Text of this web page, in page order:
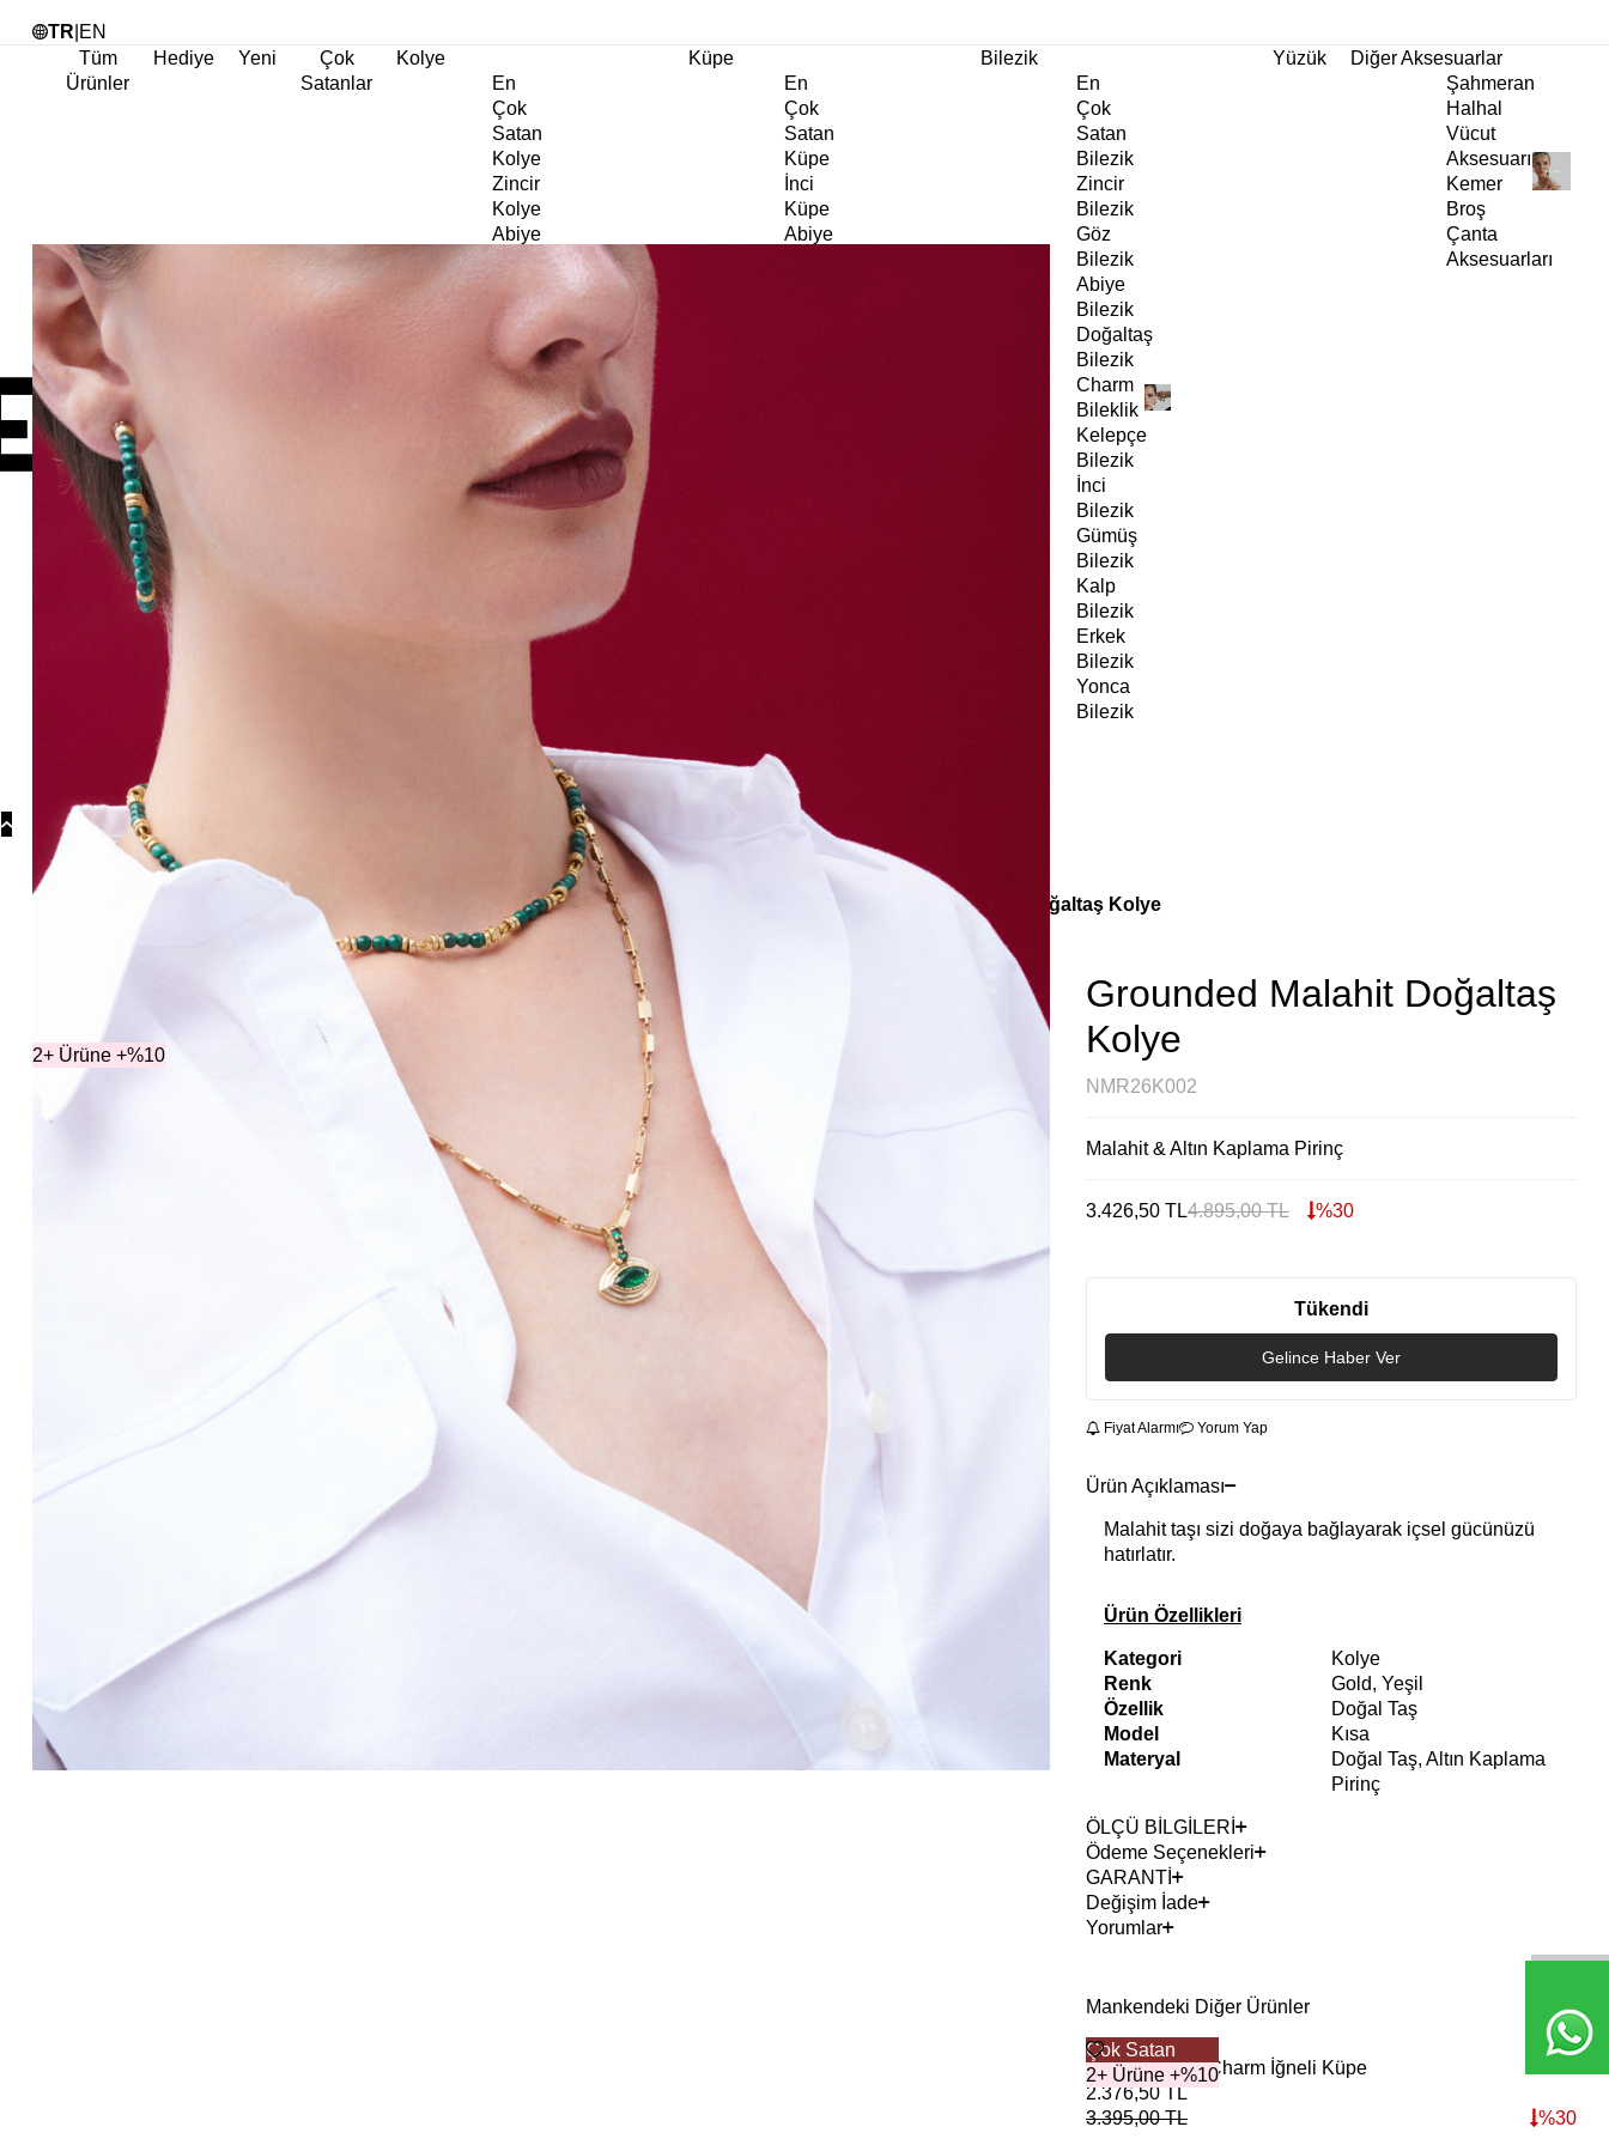
TR EN
Tüm
Ürünler
Hediye Yeni
Çok
Satanlar
Kolye
En
Çok
Satan
Kolye
Zincir
Kolye
Abiye
Kolye
Kolye
Charm
Kolye
Doğaltaş
İnci
Kolye
Choker
Kolye
Yonca
Kolye
Küpe
En
Çok
Satan
Küpe
İnci
Küpe
Abiye
Bilezik
En
Çok
Satan
Bilezik
Zincir
Bilezik
Göz
Bilezik
Abiye
Bilezik
Doğaltaş
Bilezik
Charm
Bileklik
Kelepçe
Bilezik
İnci
Bilezik
Gümüş
Bilezik
Kalp
Bilezik
Erkek
Bilezik
Yonca
Bilezik
Yüzük
Diğer Aksesuarlar
Şahmeran
Halhal
Vücut
Aksesuarı
Kemer
Broş
Çanta
Aksesuarları
Koleksiyonlar Koleksiyonlar Spirit of Malachite Grounded Malahit Doğaltaş Kolye
2+ Ürüne +%10
Grounded Malahit Doğaltaş
Kolye
NMR26K002
Malahit & Altın Kaplama Pirinç
3.426,50 TL4.895,00TL %30
Tükendi
Gelince Haber Ver
Fiyat Alarmı Yorum Yap
Ürün Açıklaması
Malahit taşı sizi doğaya bağlayarak içsel gücünüzü
hatırlatır.
Ürün Özellikleri
Kategori
Kolye
Renk
Gold, Yeşil
Özellik
Doğal Taş
Model
Kısa
Materyal
Doğal Taş, Altın Kaplama
Pirinç
ÖLÇÜ BİLGİLERİ
Ödeme Seçenekleri
GARANTİ
Değişim İade
Yorumlar
Mankendeki Diğer Ürünler
Çok Satan
2+ Ürüne +%10
Meadow Kalp Charm İğneli Küpe
2.376,50TL
3.395,00TL %30
2+